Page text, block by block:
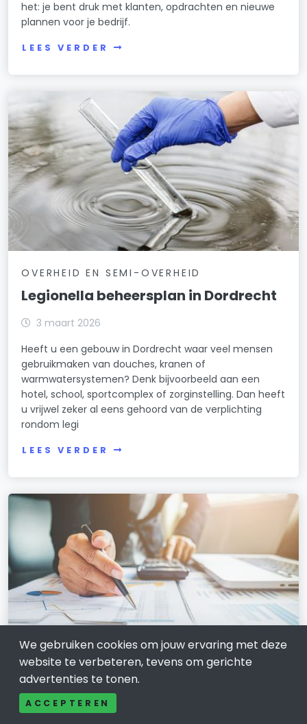
het: je bent druk met klanten, opdrachten en nieuwe
plannen voor je bedrijf.
LEES VERDER
OVERHEID EN SEMI-OVERHEID
Legionella beheersplan in Dordrecht
3 maart 2026
Heeft u een gebouw in Dordrecht waar veel mensen
gebruikmaken van douches, kranen of
warmwatersystemen? Denk bijvoorbeeld aan een
hotel, school, sportcomplex of zorginstelling. Dan heeft
u vrijwel zeker al eens gehoord van de verplichting
rondom legi
LEES VERDER
ZAKELIJKE DIENSTVERLENING
Boekhouder in Maassluis en
omgeving: rustig overzicht in uw
We gebruiken cookies om jouw ervaring met deze
website te verbeteren, tevens om gerichte
advertenties te tonen.
ACCEPTEREN